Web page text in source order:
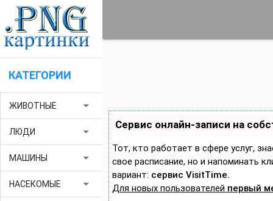
КАТЕГОРИИ
ЖИВОТНЫЕ arrow_drop_down
ЛЮДИ arrow_drop_down
МАШИНЫ arrow_drop_down
НАСЕКОМЫЕ arrow_drop_down
Сервис онлайн-записи на
Тот, кто работает в сфере услуг,
свое расписание, но и напоминать
вариант: сервис VisitTime.
Для новых пользователей первый